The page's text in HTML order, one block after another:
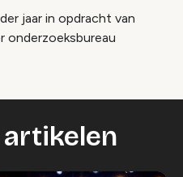
jaar in opdracht van
onderzoeksbureau